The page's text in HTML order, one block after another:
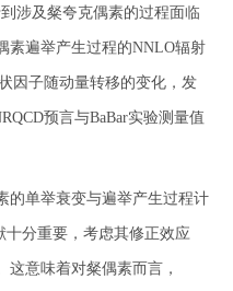
涉及粲夸克偶素的过程面临
素遍举产生过程的NNLO辐射
因子随动量转移的变化，发
预言与BaBar实验测量值
单举衰变与遍举产生过程计
分重要，考虑其修正效应
这意味着对粲偶素而言，